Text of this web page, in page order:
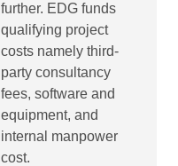
further. EDG funds
qualifying project
costs namely third-
party consultancy
fees, software and
equipment, and
internal manpower
cost.